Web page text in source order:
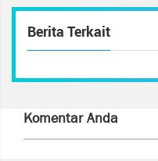
Berita Terkait
Komentar Anda